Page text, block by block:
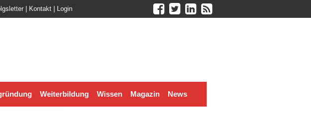
Kontakt Login
Weiterbildung Wissen Magazin News